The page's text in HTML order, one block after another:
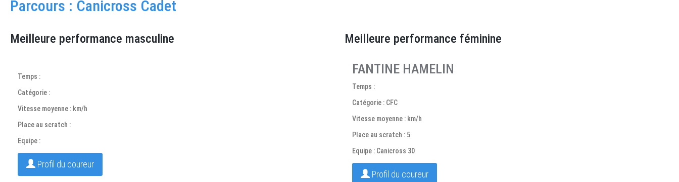
Parcours : Canicross Cadet
Meilleure performance masculine
Temps :
Catégorie :
Vitesse moyenne : km/h
Place au scratch :
Equipe :
Profil du coureur
Meilleure performance féminine
FANTINE HAMELIN
Temps :
Catégorie : CFC
Vitesse moyenne : km/h
Place au scratch : 5
Equipe : Canicross 30
Profil du coureur